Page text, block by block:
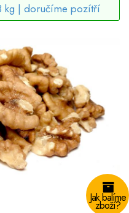
kg | doručíme pozítří
Jak balíme
zboží?